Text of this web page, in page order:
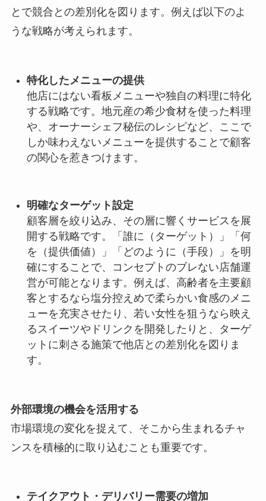
とで競合との差別化を図ります。例えば以下のよ
うな戦略が考えられます。
特化したメニューの提供
他店にはない看板メニューや独自の料理に特化
する戦略です。地元産の希少食材を使った料理
や、オーナーシェフ秘伝のレシピなど、ここで
しか味わえないメニューを提供することで顧客
の関心を惹きつけます。
明確なターゲット設定
顧客層を絞り込み、その層に響くサービスを展
開する戦略です。「誰に（ターゲット）」「何
を（提供価値）」「どのように（手段）」を明
確にすることで、コンセプトのブレない店舗運
営が可能となります。例えば、高齢者を主要顧
客とするなら塩分控えめで柔らかい食感のメニ
ューを充実させたり、若い女性を狙うなら映え
るスイーツやドリンクを開発したりと、ターゲ
ットに刺さる施策で他店との差別化を図りま
す。
外部環境の機会を活用する
市場環境の変化を捉えて、そこから生まれるチャ
ンスを積極的に取り込むことも重要です。
テイクアウト・デリバリー需要の増加